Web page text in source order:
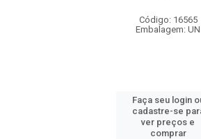
Código: 16565
Embalagem: UN
Faça seu login
cadastre-se
ver preços e
comprar